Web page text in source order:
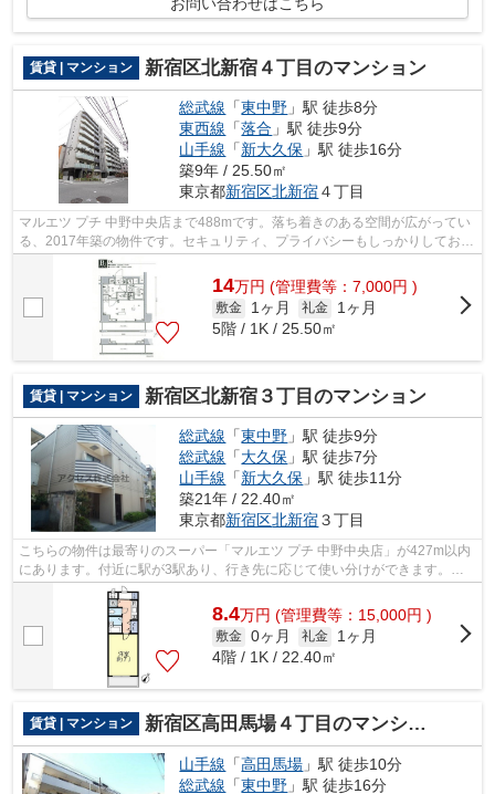
賃貸 | マンション 新宿区北新宿４丁目のマンション
総武線 「東中野 」駅 徒歩8分
東西線 「落合 」駅 徒歩9分
山手線 「新大久保 」駅 徒歩16分
築9年 / 25.50㎡
東京都新宿区北新宿４丁目
マルエツ プチ 中野中央店まで488mです。落ち着きのある空間が広がってい
る、2017年築の物件です。セキュリティ、プライバシーもしっかりしており
安心なマンションです。新宿区エリア...
14万円 (管理費等：7,000円 )
敷金 1ヶ月 礼金
1ヶ月
5階 / 1K / 25.50㎡
賃貸 | マンション 新宿区北新宿３丁目のマンション
総武線 「東中野 」駅 徒歩9分
総武線 「大久保 」駅 徒歩7分
山手線 「新大久保 」駅 徒歩11分
築21年 / 22.40㎡
東京都新宿区北新宿３丁目
こちらの物件は最寄りのスーパー「マルエツ プチ 中野中央店」が427m以内
にあります。付近に駅が3駅あり、行き先に応じて使い分けができます。利
便性の高い徒歩9分の物件です。通風良...
8.4万円 (管理費等：15,000円 )
敷金 0ヶ月 礼金
1ヶ月
4階 / 1K / 22.40㎡
賃貸 | マンション 新宿区高田馬場４丁目のマンション
山手線 「高田馬場 」駅 徒歩10分
総武線 「東中野 」駅 徒歩16分